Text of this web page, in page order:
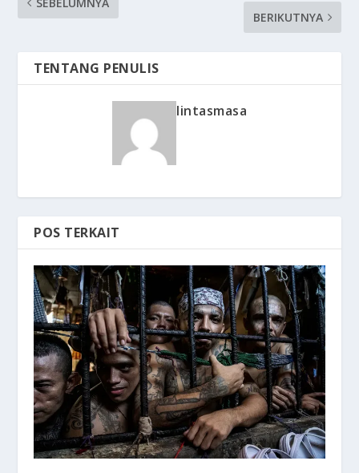
BERIKUTNYA
TENTANG PENULIS
lintasmasa
POS TERKAIT